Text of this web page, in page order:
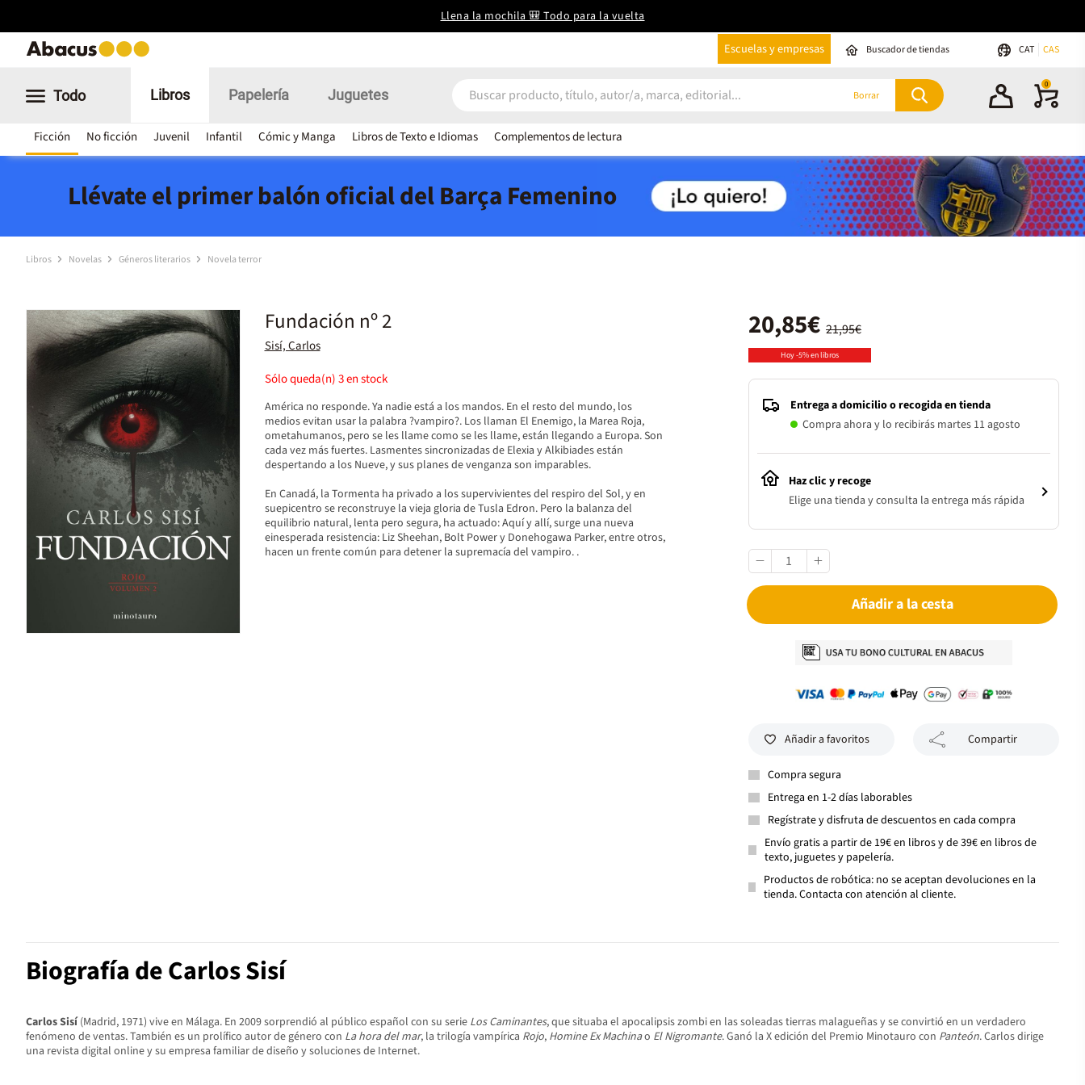
Llena la mochila 🎒 Todo para la vuelta
Escuelas y empresas Buscador de tiendas CAT CAS
Todo Libros
Ficción No ficción Juvenil Infantil Cómic y Manga Libros de Texto e Idiomas Complementos de lectura
Papelería Juguetes Borrar
0
Llévate el primer balón oficial del Barça Femenino
Libros Novelas Géneros literarios Novela terror
Fundación nº 2
Sisí, Carlos
Sólo queda(n)3en stock
América no responde. Ya nadie está a los mandos. En el resto del mundo, los
medios evitan usar la palabra ?vampiro?. Los llaman El Enemigo, la Marea Roja,
ometahumanos, pero se les llame como se les llame, están llegando a Europa. Son
cada vez más fuertes. Lasmentes sincronizadas de Elexia y Alkibiades están
despertando a los Nueve, y sus planes de venganza son imparables.
En Canadá, la Tormenta ha privado a los supervivientes del respiro del Sol, y en
suepicentro se reconstruye la vieja gloria de Tusla Edron. Pero la balanza del
equilibrio natural, lenta pero segura, ha actuado: Aquí y allí, surge una nueva
einesperada resistencia: Liz Sheehan, Bolt Power y Donehogawa Parker, entre otros,
hacen un frente común para detener la supremacía del vampiro. .
21,95€
20,85€
Hoy -5% en libros
Entrega a domicilio o recogida en tienda
Compra ahora y lo recibirás martes 11 agosto
Haz clic y recoge
Elige una tienda y consulta la entrega más rápida
Añadir a la cesta
Añadir a favoritos Compartir
Compra segura
Entrega en 1-2 días laborables
Regístrate y disfruta de descuentos en cada compra
Envío gratis a partir de 19€ en libros y de 39€ en libros de
texto, juguetes y papelería.
Productos de robótica: no se aceptan devoluciones en la
tienda. Contacta con atención al cliente.
Biografía de Carlos Sisí
Carlos Sisí(Madrid, 1971) vive en Málaga. En 2009 sorprendió al público español con su serie Los Caminantes, que situaba el apocalipsis zombi en las soleadas tierras malagueñas y se convirtió en un verdadero
fenómeno de ventas. También es un prolífico autor de género con La hora del mar, la trilogía vampírica Rojo, Homine Ex Machinao El Nigromante. Ganó la X edición del Premio Minotauro con Panteón. Carlos dirige
una revista digital online y su empresa familiar de diseño y soluciones de Internet.